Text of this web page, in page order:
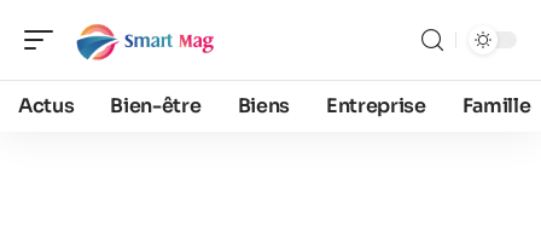
Actus Bien-être Biens Entreprise Famille